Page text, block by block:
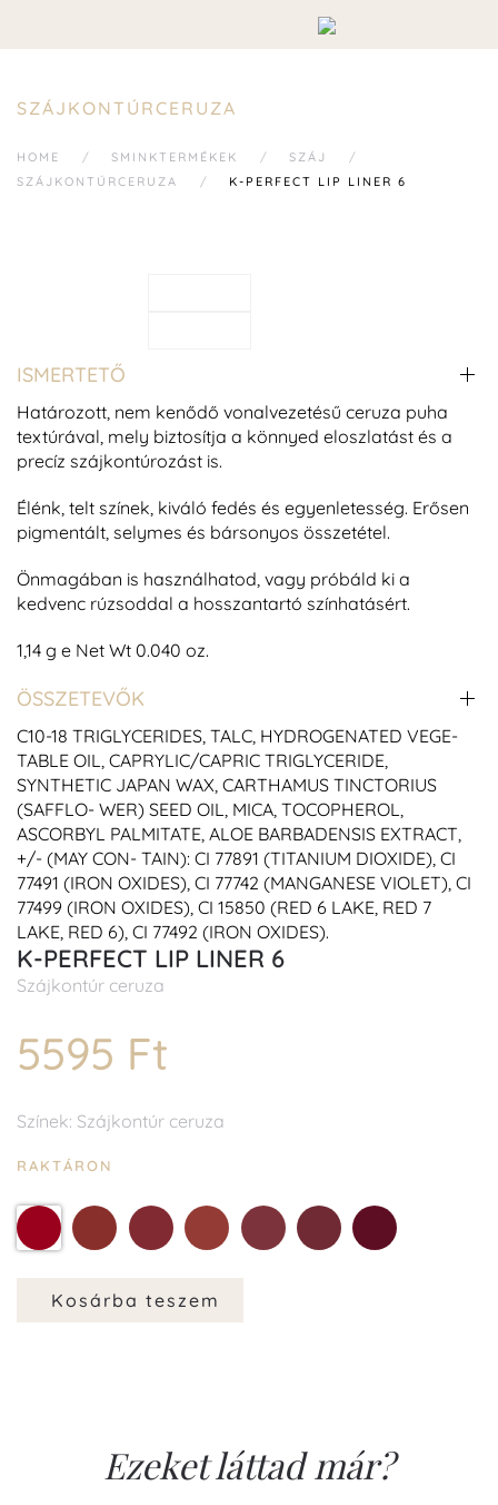
SZÁJKONTÚRCERUZA
HOME SMINKTERMÉKEK
SZÁJ
SZÁJKONTÚRCERUZA
K-PERFECT LIP LINER 6
ISMERTETŐ
Határozott, nem kenődő vonalvezetésű ceruza puha
textúrával, mely biztosítja a könnyed eloszlatást és a
precíz szájkontúrozást is.
Élénk, telt színek, kiváló fedés és egyenletesség. Erősen
pigmentált, selymes és bársonyos összetétel.
Önmagában is használhatod, vagy próbáld ki a
kedvenc rúzsoddal a hosszantartó színhatásért.
1,14 g e Net Wt 0.040 oz.
ÖSSZETEVŐK
C10-18 TRIGLYCERIDES, TALC, HYDROGENATED VEGE-
TABLE OIL, CAPRYLIC/CAPRIC TRIGLYCERIDE,
SYNTHETIC JAPAN WAX, CARTHAMUS TINCTORIUS
(SAFFLO- WER) SEED OIL, MICA, TOCOPHEROL,
ASCORBYL PALMITATE, ALOE BARBADENSIS EXTRACT,
+/- (MAY CON- TAIN): CI 77891 (TITANIUM DIOXIDE), CI
77491 (IRON OXIDES), CI 77742 (MANGANESE VIOLET), CI
77499 (IRON OXIDES), CI 15850 (RED 6 LAKE, RED 7
LAKE, RED 6), CI 77492 (IRON OXIDES).
K-PERFECT LIP LINER 6
Szájkontúr ceruza
5595 Ft
Színek: Szájkontúr ceruza
RAKTÁRON
Kosárba teszem
Ezeket láttad már?